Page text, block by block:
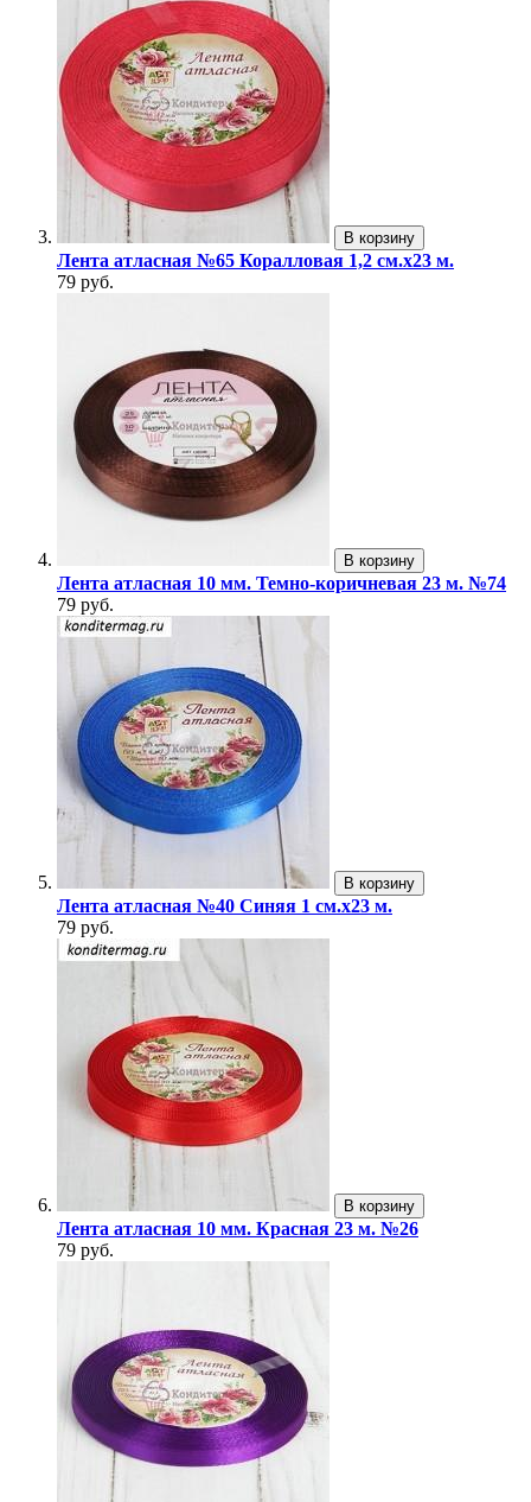
В корзину
Лента атласная №65 Коралловая 1,2 см.х23 м.
79 руб.
В корзину
Лента атласная 10 мм. Темно-коричневая 23 м. №74
79 руб.
В корзину
Лента атласная №40 Синяя 1 см.х23 м.
79 руб.
В корзину
Лента атласная 10 мм. Красная 23 м. №26
79 руб.